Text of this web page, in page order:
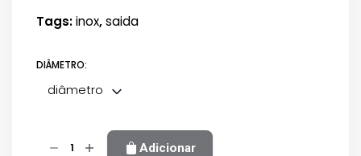
Tags:inox,saida
DIÂMETRO:
diâmetro
Quantidade
Adicionar